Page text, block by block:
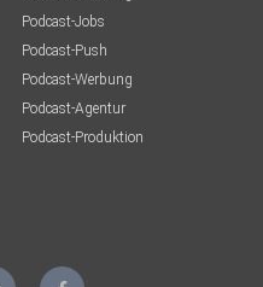
Podcast-Jobs
Podcast-Push
Podcast-Werbung
Podcast-Agentur
Podcast-Produktion